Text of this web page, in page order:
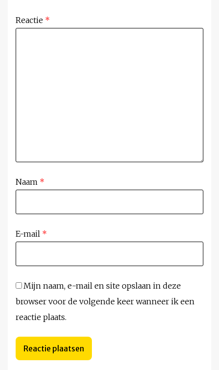
Reactie *
Naam *
E-mail *
Mijn naam, e-mail en site opslaan in deze
browser voor de volgende keer wanneer ik een
reactie plaats.